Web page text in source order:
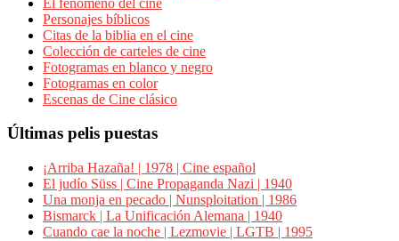
Personajes bíblicos
Citas de la biblia en el cine
Colección de carteles de cine
Fotogramas en blanco y negro
Fotogramas en color
Escenas de Cine clásico
Últimas pelis puestas
¡Arriba Hazaña! | 1978 | Cine español
El judío Süss | Cine Propaganda Nazi | 1940
Una monja en pecado | Nunsploitation | 1986
Bismarck | La Unificación Alemana | 1940
Cuando cae la noche | Lezmovie | LGTB | 1995